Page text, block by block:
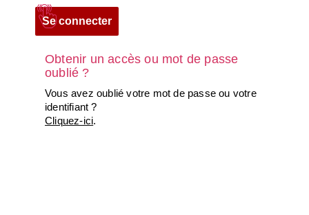
Obtenir un accès ou mot de passe
oublié ?
Vous avez oublié votre mot de passe ou votre
identifiant ?
Cliquez-ici.